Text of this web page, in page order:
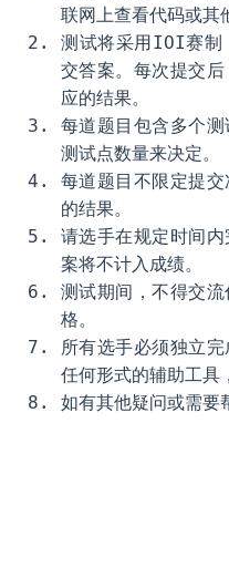
联网上查看代码或其
测试将采用IOI赛制
交答案。每次提交
应的结果。
每道题目包含多个
测试点数量来决定。
每道题目不限定提
的结果。
请选手在规定时间
案将不计入成绩。
测试期间，不得交
格。
所有选手必须独立
任何形式的辅助工具
如有其他疑问或需要